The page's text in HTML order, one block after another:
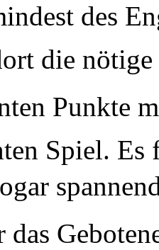
des
die
Punkte
Spiel.
das